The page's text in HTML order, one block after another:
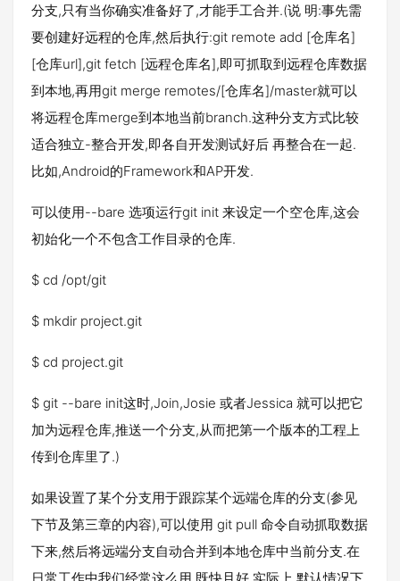
分支,只有当你确实准备好了,才能手工合并.(说 明:事先需
要创建好远程的仓库,然后执行:git remote add [仓库名]
[仓库url],git fetch [远程仓库名],即可抓取到远程仓库数据
到本地,再用git merge remotes/[仓库名]/master就可以
将远程仓库merge到本地当前branch.这种分支方式比较
适合独立-整合开发,即各自开发测试好后 再整合在一起.
比如,Android的Framework和AP开发.
可以使用--bare 选项运行git init 来设定一个空仓库,这会
初始化一个不包含工作目录的仓库.
$ cd /opt/git
$ mkdir project.git
$ cd project.git
$ git --bare init这时,Join,Josie 或者Jessica 就可以把它
加为远程仓库,推送一个分支,从而把第一个版本的工程上
传到仓库里了.)
如果设置了某个分支用于跟踪某个远端仓库的分支(参见
下节及第三章的内容),可以使用 git pull 命令自动抓取数据
下来,然后将远端分支自动合并到本地仓库中当前分支.在
日常工作中我们经常这么用,既快且好.实际上,默认情况下